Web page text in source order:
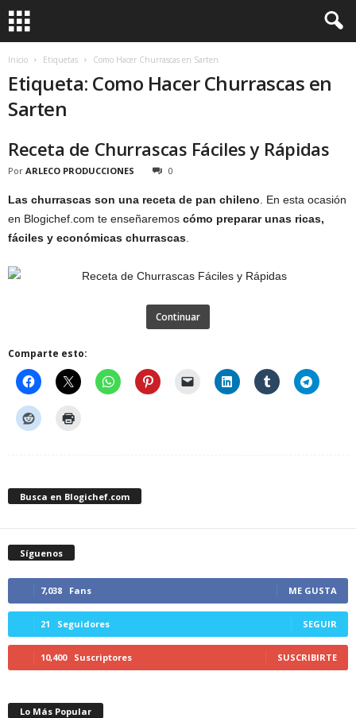
Inicio Etiquetas Como Hacer Churrascas en Sarten
Etiqueta: Como Hacer Churrascas en
Sarten
Receta de Churrascas Fáciles y Rápidas
Por ARLECO PRODUCCIONES 0
Las churrascas son una receta de pan chileno . En esta ocasión
en Blogichef.com te enseñaremos cómo preparar unas ricas,
fáciles y económicas churrascas
Continuar
Comparte esto:
Busca en Blogichef.com
Síguenos
7,038 Fans ME GUSTA
21 Seguidores SEGUIR
10,400 Suscriptores SUSCRIBIRTE
Lo Más Popular